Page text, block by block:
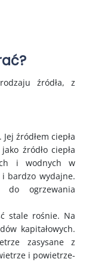
źródła, z
źródłem ciepła
źródło ciepła
i wodnych w
bardzo wydajne.
do ogrzewania
stale rośnie. Na
kapitałowych.
zasysane z
i powietrze-